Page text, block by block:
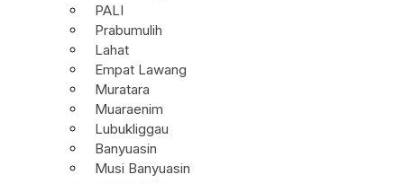
PALI
Prabumulih
Lahat
Empat Lawang
Muratara
Muaraenim
Lubukliggau
Banyuasin
Musi Banyuasin